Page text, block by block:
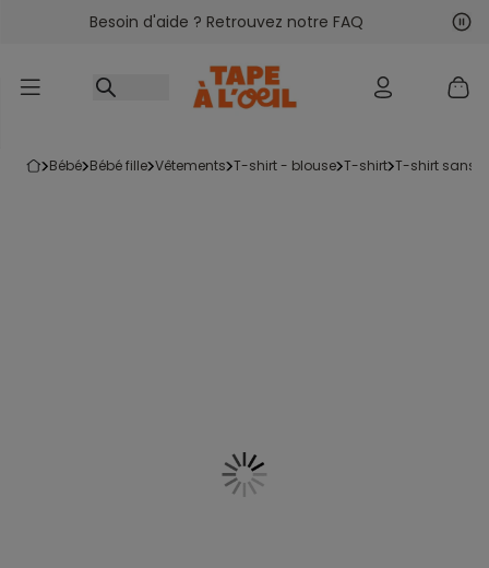
Accéder au contenu
Besoin d'aide ? Retrouvez notre FAQ
bébé bébé fille vêtements t-shirt - blouse t-shirt t-shirt sans